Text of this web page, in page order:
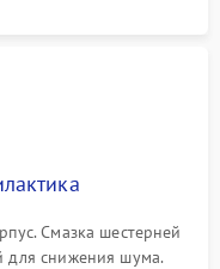
Смазка шестерней
для снижения шума.